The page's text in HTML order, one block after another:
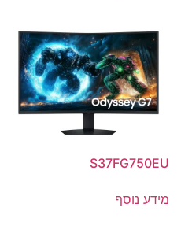
S37FG750EU
מידע נוסף